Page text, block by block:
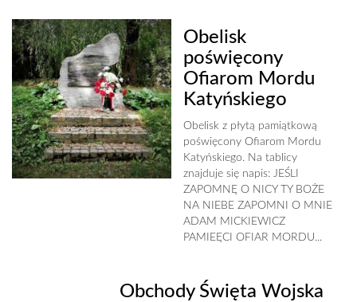
Obelisk
poświęcony
Ofiarom Mordu
Katyńskiego
Obelisk z płytą pamiątkową
poświęcony Ofiarom Mordu
Katyńskiego. Na tablicy
znajduje się napis: JEŚLI
ZAPOMNĘ O NICY TY BOŻE
NA NIEBE ZAPOMNI O MNIE
ADAM MICKIEWICZ
PAMIEĘCI OFIAR MORDU...
Obchody Święta Wojska